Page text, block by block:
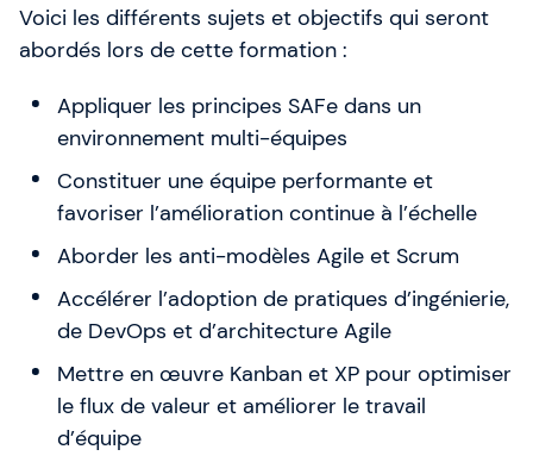
Voici les différents sujets et objectifs qui seront
abordés lors de cette formation :
Appliquer les principes SAFe dans un
environnement multi-équipes
Constituer une équipe performante et
favoriser l’amélioration continue à l’échelle
Aborder les anti-modèles Agile et Scrum
Accélérer l’adoption de pratiques d’ingénierie,
de DevOps et d’architecture Agile
Mettre en œuvre Kanban et XP pour optimiser
le flux de valeur et améliorer le travail
d’équipe